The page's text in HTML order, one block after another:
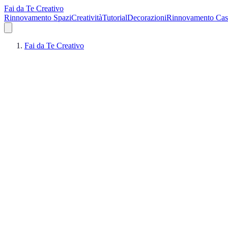
Fai da Te Creativo
Rinnovamento SpaziCreativitàTutorialDecorazioniRinnovamento
Fai da Te Creativo